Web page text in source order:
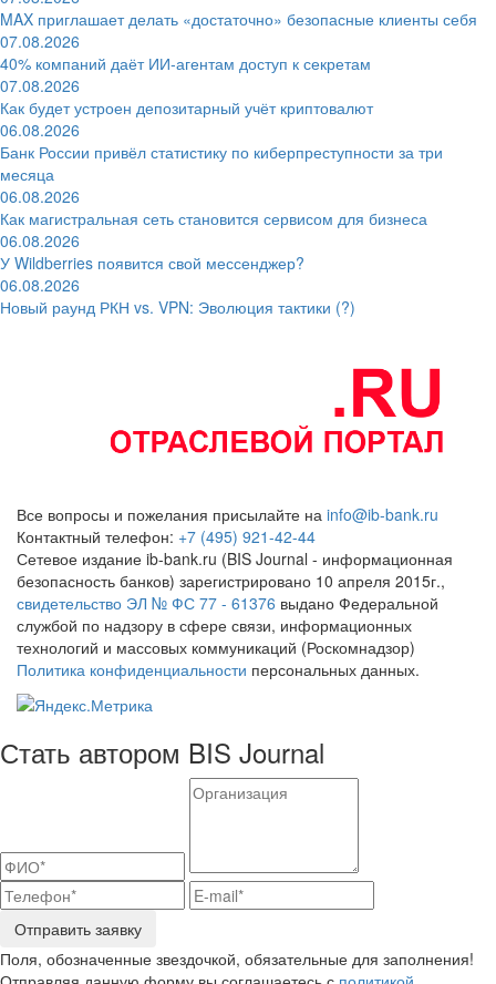
MAX приглашает делать «достаточно» безопасные клиенты себя
07.08.2026
40% компаний даёт ИИ‑агентам доступ к секретам
07.08.2026
Как будет устроен депозитарный учёт криптовалют
06.08.2026
Банк России привёл статистику по киберпреступности за три
месяца
06.08.2026
Как магистральная сеть становится сервисом для бизнеса
06.08.2026
У Wildberries появится свой мессенджер?
06.08.2026
Новый раунд РКН vs. VPN: Эволюция тактики (?)
Все вопросы и пожелания присылайте на info@ib-bank.ru
Контактный телефон: +7 (495) 921-42-44
Сетевое издание ib-bank.ru (BIS Journal - информационная
безопасность банков) зарегистрировано 10 апреля 2015г.,
свидетельство ЭЛ № ФС 77 - 61376 выдано Федеральной
службой по надзору в сфере связи, информационных
технологий и массовых коммуникаций (Роскомнадзор)
Политика конфиденциальности персональных данных.
Стать автором BIS Journal
Отправить заявку
Поля, обозначенные звездочкой, обязательные для заполнения!